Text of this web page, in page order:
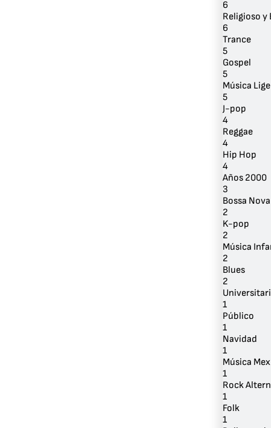
6
Religioso
6
Trance
5
Gospel
5
Música
5
J-pop
4
Reggae
4
Hip Hop
4
Años 2000
3
Bossa Nova
2
K-pop
2
Música
2
Blues
2
1
Público
1
Navidad
1
Música
1
Rock
1
Folk
1